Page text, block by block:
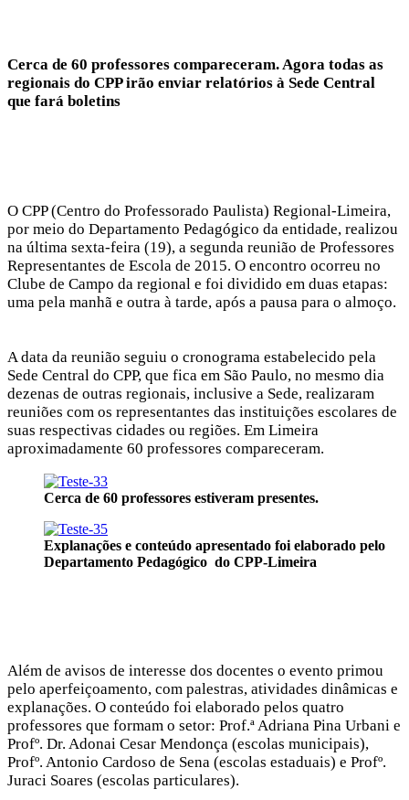
Cerca de 60 professores compareceram. Agora todas as
regionais do CPP irão enviar relatórios à Sede Central
que fará boletins
O CPP (Centro do Professorado Paulista) Regional-Limeira,
por meio do Departamento Pedagógico da entidade, realizou
na última sexta-feira (19), a segunda reunião de Professores
Representantes de Escola de 2015. O encontro ocorreu no
Clube de Campo da regional e foi dividido em duas etapas:
uma pela manhã e outra à tarde, após a pausa para o almoço.
A data da reunião seguiu o cronograma estabelecido pela
Sede Central do CPP, que fica em São Paulo, no mesmo dia
dezenas de outras regionais, inclusive a Sede, realizaram
reuniões com os representantes das instituições escolares de
suas respectivas cidades ou regiões. Em Limeira
aproximadamente 60 professores compareceram.
Cerca de 60 professores estiveram presentes.
Explanações e conteúdo apresentado foi elaborado pelo
Departamento Pedagógico do CPP-Limeira
Além de avisos de interesse dos docentes o evento primou
pelo aperfeiçoamento, com palestras, atividades dinâmicas e
explanações. O conteúdo foi elaborado pelos quatro
professores que formam o setor: Prof.ª Adriana Pina Urbani e
Profº. Dr. Adonai Cesar Mendonça (escolas municipais),
Profº. Antonio Cardoso de Sena (escolas estaduais) e Profº.
Juraci Soares (escolas particulares).